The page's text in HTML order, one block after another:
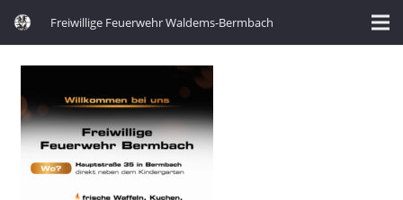
Freiwillige Feuerwehr Waldems-Bermbach